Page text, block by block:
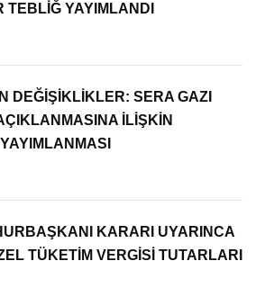
YAYIMLANDI
DEĞİŞİKLİKLER: SERA GAZI
İLİŞKİN
KARARI UYARINCA
TÜKETİM VERGİSİ TUTARLARI